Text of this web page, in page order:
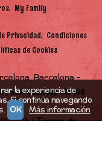
My Family
Privacidad Condiciones
de Cookies
Barcelona -
|Solo Whatsapp 625 058
20.00h |Tiempo de
la experiencia de
Si continúa navegando
OK Más información